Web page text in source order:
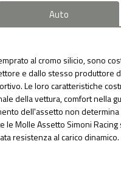
Auto
al cromo silicio, sono
e dallo stesso
Le loro caratteristiche
della vettura, comfort nella
dell'assetto non
le Molle Assetto Simoni
resistenza al carico dinamico.